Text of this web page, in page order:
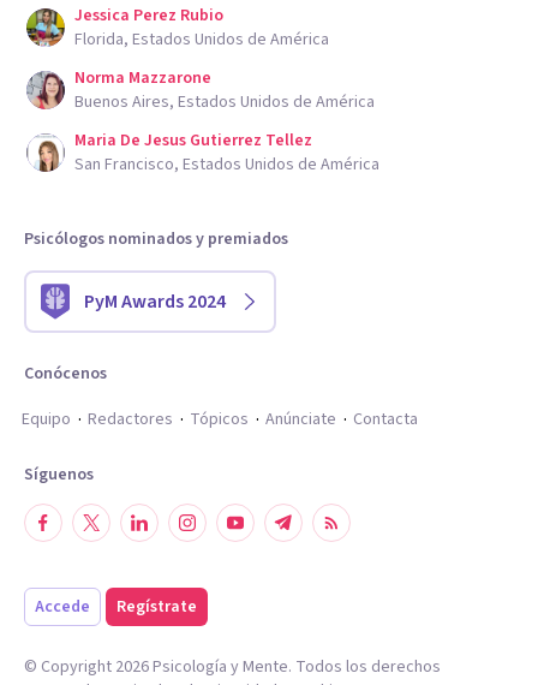
Jessica Perez Rubio
Florida, Estados Unidos de América
Norma Mazzarone
Buenos Aires, Estados Unidos de América
Maria De Jesus Gutierrez Tellez
San Francisco, Estados Unidos de América
Psicólogos nominados y premiados
PyM Awards 2024
Conócenos
Equipo
Redactores Tópicos Anúnciate Contacta
Síguenos
Accede Regístrate
© Copyright 2026Psicología y Mente. Todos los derechos